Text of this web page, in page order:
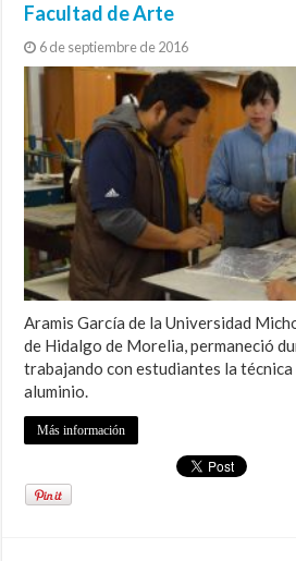
Facultad de Arte
6 de septiembre de 2016
Aramis García de la Universidad
de Hidalgo de Morelia, permaneció
trabajando con estudiantes la técnica
aluminio.
Más información